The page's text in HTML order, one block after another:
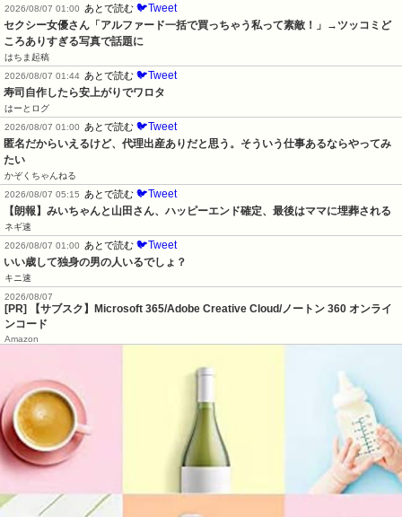
2026/08/07 01:00
あとで読む 🐦Tweet
セクシー女優さん「アルファード一括で買っちゃう私って素敵！」→ツッコミど
ころありすぎる写真で話題に
はちま起稿
2026/08/07 01:44 あとで読む 🐦Tweet
寿司自作したら安上がりでワロタ
はーとログ
2026/08/07 01:00
あとで読む 🐦Tweet
匿名だからいえるけど、代理出産ありだと思う。そういう仕事あるならやってみ
たい
かぞくちゃんねる
2026/08/07 05:15
あとで読む 🐦Tweet
【朗報】みいちゃんと山田さん、ハッピーエンド確定、最後はママに埋葬される
ネギ速
2026/08/07 01:00
あとで読む 🐦Tweet
いい歳して独身の男の人いるでしょ？
キニ速
2026/08/07
[PR] 【サブスク】Microsoft 365/Adobe Creative Cloud/ノートン 360 オンライ
ンコード
Amazon